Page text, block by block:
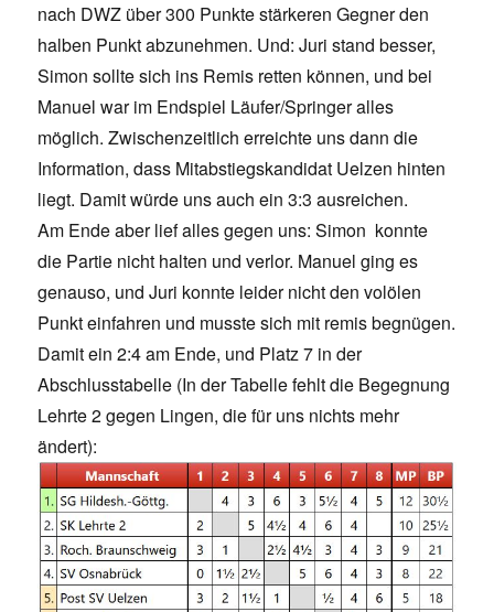
nach DWZ über 300 Punkte stärkeren Gegner den
halben Punkt abzunehmen. Und: Juri stand besser,
Simon sollte sich ins Remis retten können, und bei
Manuel war im Endspiel Läufer/Springer alles
möglich. Zwischenzeitlich erreichte uns dann die
Information, dass Mitabstiegskandidat Uelzen hinten
liegt. Damit würde uns auch ein 3:3 ausreichen.
Am Ende aber lief alles gegen uns: Simon konnte
die Partie nicht halten und verlor. Manuel ging es
genauso, und Juri konnte leider nicht den volölen
Punkt einfahren und musste sich mit remis begnügen.
Damit ein 2:4 am Ende, und Platz 7 in der
Abschlusstabelle (In der Tabelle fehlt die Begegnung
Lehrte 2 gegen Lingen, die für uns nichts mehr
ändert):